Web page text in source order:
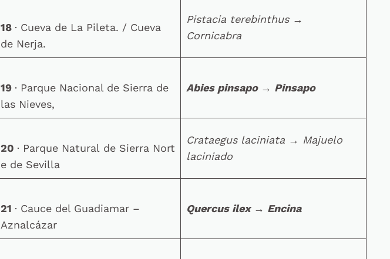
18 · Cueva de La Pileta. / Cueva
de Nerja.
Pistacia terebinthus →
Cornicabra
19 · Parque Nacional de Sierra de
las Nieves,
Abies pinsapo → Pinsapo
20 · Parque Natural de Sierra Nort
e de Sevilla
Crataegus laciniata → Majuelo
laciniado
21 · Cauce del Guadiamar –
Aznalcázar
Quercus ilex → Encina